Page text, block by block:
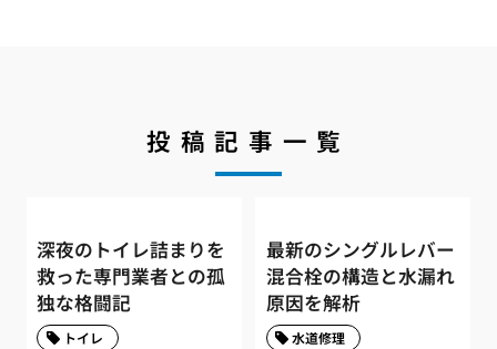
投稿記事一覧
深夜のトイレ詰まりを
救った専門業者との孤
独な格闘記
トイレ
最新のシングルレバー
混合栓の構造と水漏れ
原因を解析
水道修理